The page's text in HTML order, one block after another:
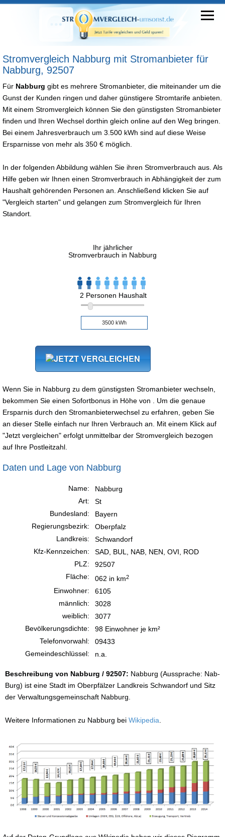
Stromvergleich Nabburg mit Stromanbieter für
Nabburg, 92507
Für Nabburg gibt es mehrere Stromanbieter, die miteinander um die
Gunst der Kunden ringen und daher günstigere Stromtarife anbieten.
Mit einem Stromvergleich können Sie den günstigsten Stromanbieter
finden und Ihren Wechsel dorthin gleich online auf den Weg bringen.
Bei einem Jahresverbrauch um 3.500 kWh sind auf diese Weise
Ersparnisse von mehr als 350 € möglich.
In der folgenden Abbildung wählen Sie ihren Stromverbrauch aus. Als
Hilfe geben wir Ihnen einen Stromverbrauch in Abhängigkeit der zum
Haushalt gehörenden Personen an. Anschließend klicken Sie auf
"Vergleich starten" und gelangen zum Stromvergleich für Ihren
Standort.
Ihr jährlicher
Stromverbrauch in Nabburg
2 Personen Haushalt
Wenn Sie in Nabburg zu dem günstigsten Stromanbieter wechseln,
bekommen Sie einen Sofortbonus in Höhe von . Um die genaue
Ersparnis durch den Stromanbieterwechsel zu erfahren, geben Sie
an dieser Stelle einfach nur Ihren Verbrauch an. Mit einem Klick auf
"Jetzt vergleichen" erfolgt unmittelbar der Stromvergleich bezogen
auf Ihre Postleitzahl.
Daten und Lage von Nabburg
Name:
Nabburg
Art:
St
Bundesland:
Bayern
Regierungsbezirk:
Oberpfalz
Landkreis:
Schwandorf
Kfz-Kennzeichen:
SAD, BUL, NAB, NEN, OVI, ROD
PLZ:
92507
Fläche:
062 in km2
Einwohner:
6105
männlich:
3028
weiblich:
3077
Bevölkerungsdichte:
98 Einwohner je km²
Telefonvorwahl:
09433
Gemeindeschlüssel:
n.a.
Beschreibung von Nabburg / 92507: Nabburg (Aussprache: Nab-
Burg) ist eine Stadt im Oberpfälzer Landkreis Schwandorf und Sitz
der Verwaltungsgemeinschaft Nabburg.
Weitere Informationen zu Nabburg bei Wikipedia